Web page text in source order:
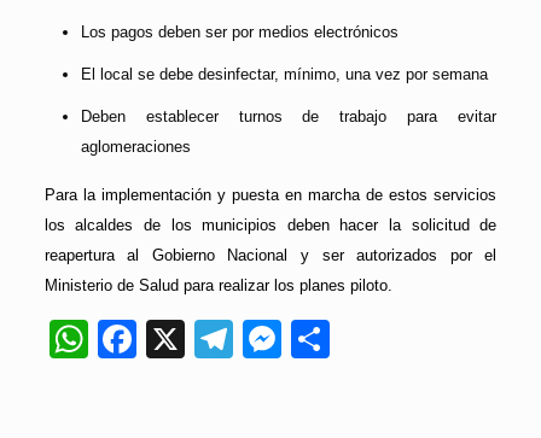
Los pagos deben ser por medios electrónicos
El local se debe desinfectar, mínimo, una vez por semana
Deben establecer turnos de trabajo para evitar
aglomeraciones
Para la implementación y puesta en marcha de estos servicios
los alcaldes de los municipios deben hacer la solicitud de
reapertura al Gobierno Nacional y ser autorizados por el
Ministerio de Salud para realizar los planes piloto.
WhatsApp
Facebook
X Telegram
Messenger